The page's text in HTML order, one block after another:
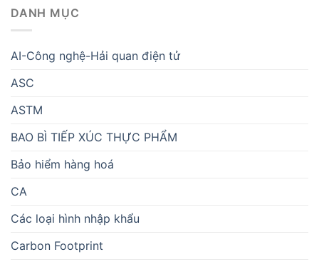
DANH MỤC
AI-Công nghệ-Hải quan điện tử
ASC
ASTM
BAO BÌ TIẾP XÚC THỰC PHẨM
Bảo hiểm hàng hoá
CA
Các loại hình nhập khẩu
Carbon Footprint